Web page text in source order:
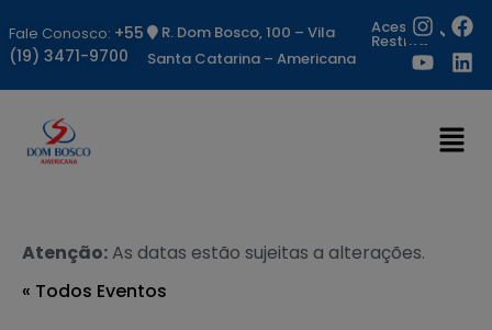
Fale Conosco: +55
(19) 3471-9700
R. Dom Bosco, 100 – Vila
Santa Catarina – Americana
Acesso
Restrito
Atenção:As datas estão sujeitas a alterações.
« Todos Eventos